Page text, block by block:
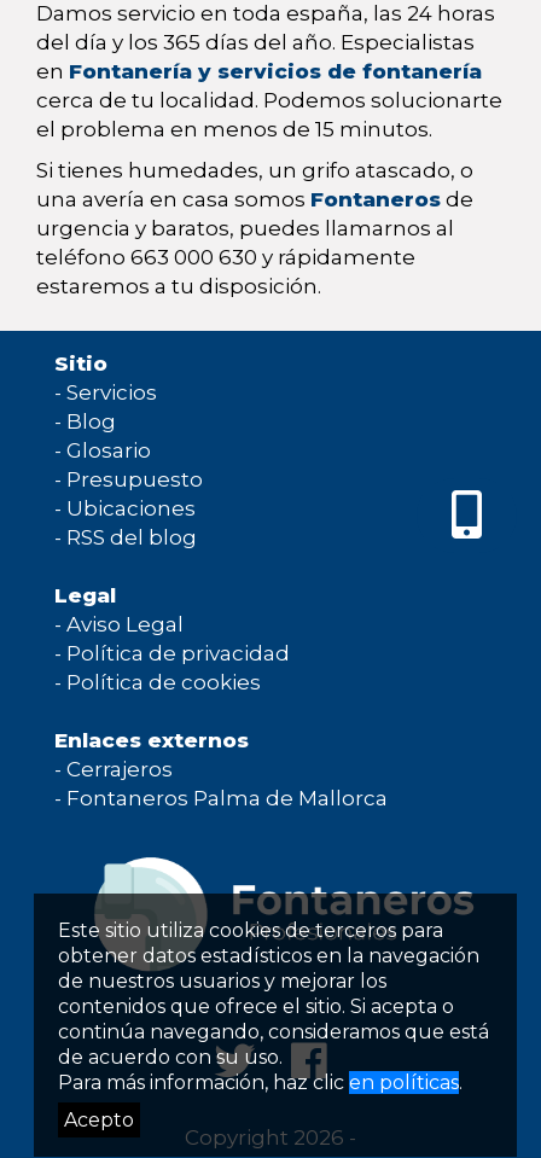
Este sitio utiliza cookies de terceros para
obtener datos estadísticos en la navegación
de nuestros usuarios y mejorar los
contenidos que ofrece el sitio. Si acepta o
continúa navegando, consideramos que está
de acuerdo con su uso.
Para más información, haz clic en políticas.
Acepto
Damos servicio en toda españa, las 24 horas
del día y los 365 días del año. Especialistas
en Fontanería y servicios de fontanería
cerca de tu localidad. Podemos solucionarte
el problema en menos de 15 minutos.
Si tienes humedades, un grifo atascado, o
una avería en casa somos Fontaneros de
urgencia y baratos, puedes llamarnos al
teléfono 663 000 630 y rápidamente
estaremos a tu disposición.
Sitio
- Servicios
- Blog
- Glosario
- Presupuesto
- Ubicaciones
- RSS del blog
Legal
- Aviso Legal
- Política de privacidad
- Política de cookies
Enlaces externos
- Cerrajeros
- Fontaneros Palma de Mallorca
Copyright 2026 -